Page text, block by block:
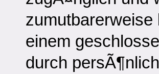
zumutbarerweise
einem
durch